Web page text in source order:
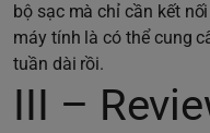
bộ sạc mà chỉ cần kết
máy tính là có thể cung
tuần dài rồi.
III –